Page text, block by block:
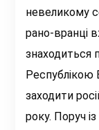
невеликому
рано-вранці
знаходиться
Республікою
заходити
року. Поруч